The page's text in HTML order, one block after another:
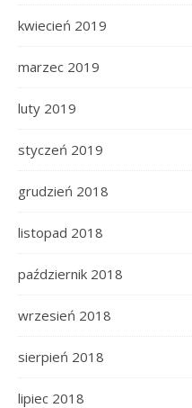
kwiecień 2019
marzec 2019
luty 2019
styczeń 2019
grudzień 2018
listopad 2018
październik 2018
wrzesień 2018
sierpień 2018
lipiec 2018